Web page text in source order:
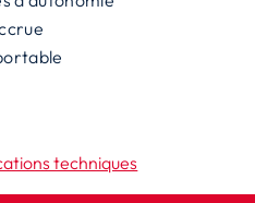
techniques